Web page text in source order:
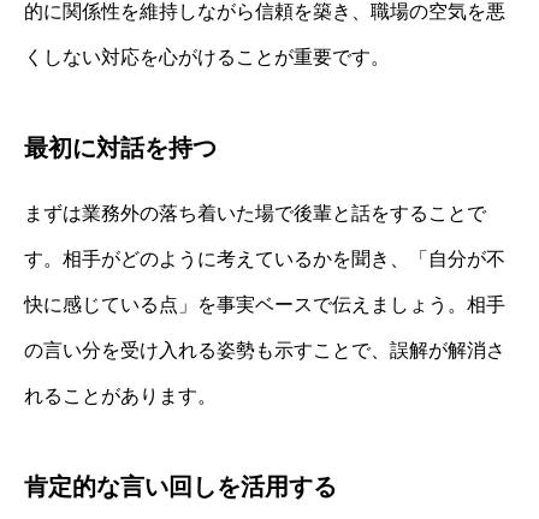
的に関係性を維持しながら信頼を築き、職場の空気を悪
くしない対応を心がけることが重要です。
最初に対話を持つ
まずは業務外の落ち着いた場で後輩と話をすることで
す。相手がどのように考えているかを聞き、「自分が不
快に感じている点」を事実ベースで伝えましょう。相手
の言い分を受け入れる姿勢も示すことで、誤解が解消さ
れることがあります。
肯定的な言い回しを活用する